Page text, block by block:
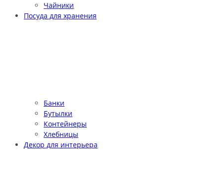
Чайники
Посуда для хранения
Банки
Бутылки
Контейнеры
Хлебницы
Декор для интерьера